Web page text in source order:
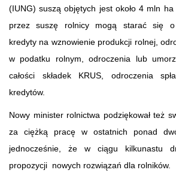
(IUNG) suszą objętych jest około 4 mln
przez suszę rolnicy mogą starać się o
kredyty na wznowienie produkcji rolnej,
w podatku rolnym, odroczenia lub
całości składek KRUS, odroczenia
kredytów.
Nowy minister rolnictwa podziękował też
za ciężką pracę w ostatnich ponad
jednocześnie, że w ciągu kilkunastu
propozycji nowych rozwiązań dla rolników.